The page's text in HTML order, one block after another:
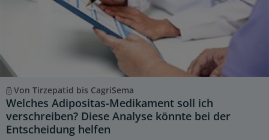
Von Tirzepatid bis CagriSema
Welches Adipositas-Medikament soll ich
verschreiben? Diese Analyse könnte bei der
Entscheidung helfen